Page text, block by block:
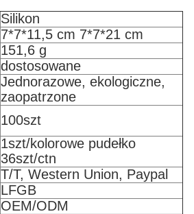
Silikon
7*7*11,5 cm 7*7*21 cm
151,6 g
dostosowane
Jednorazowe, ekologiczne,
zaopatrzone
100szt
1szt/kolorowe pudełko
36szt/ctn
T/T, Western Union, Paypal
LFGB
OEM/ODM